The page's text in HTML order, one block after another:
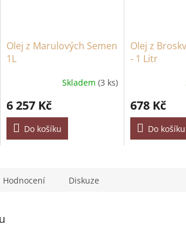
Olej z Marulových Semen
1L
Skladem (3 ks)
6 257 Kč
Do košíku
Olej z
- 1 Litr
678 Kč
Do košíku
Hodnocení Diskuze